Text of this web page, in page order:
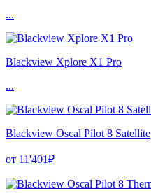
...
Blackview Xplore X1 Pro
...
Blackview Oscal Pilot 8 Satellite
от 11'401₽